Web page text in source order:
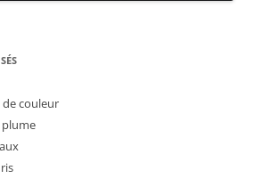
couleur
plume